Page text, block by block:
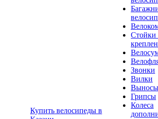
Купить велосипеды в
Стойки
Звонки
Вилки
Выносы
Грипсы
Колеса